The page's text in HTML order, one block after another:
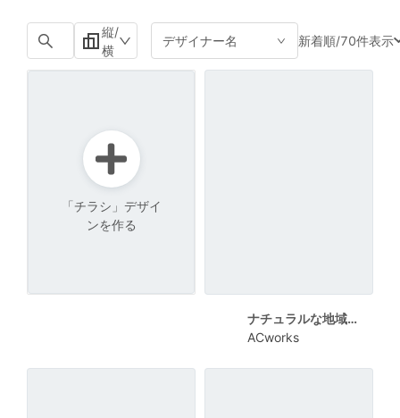
縦/
横
デザイナー名 新着順/70件表示
「チラシ」デザイ
ンを作る
ナチュラルな地域の歴史講演会チラシ
ACworks